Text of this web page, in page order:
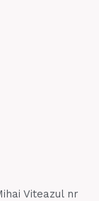
Viteazul nr